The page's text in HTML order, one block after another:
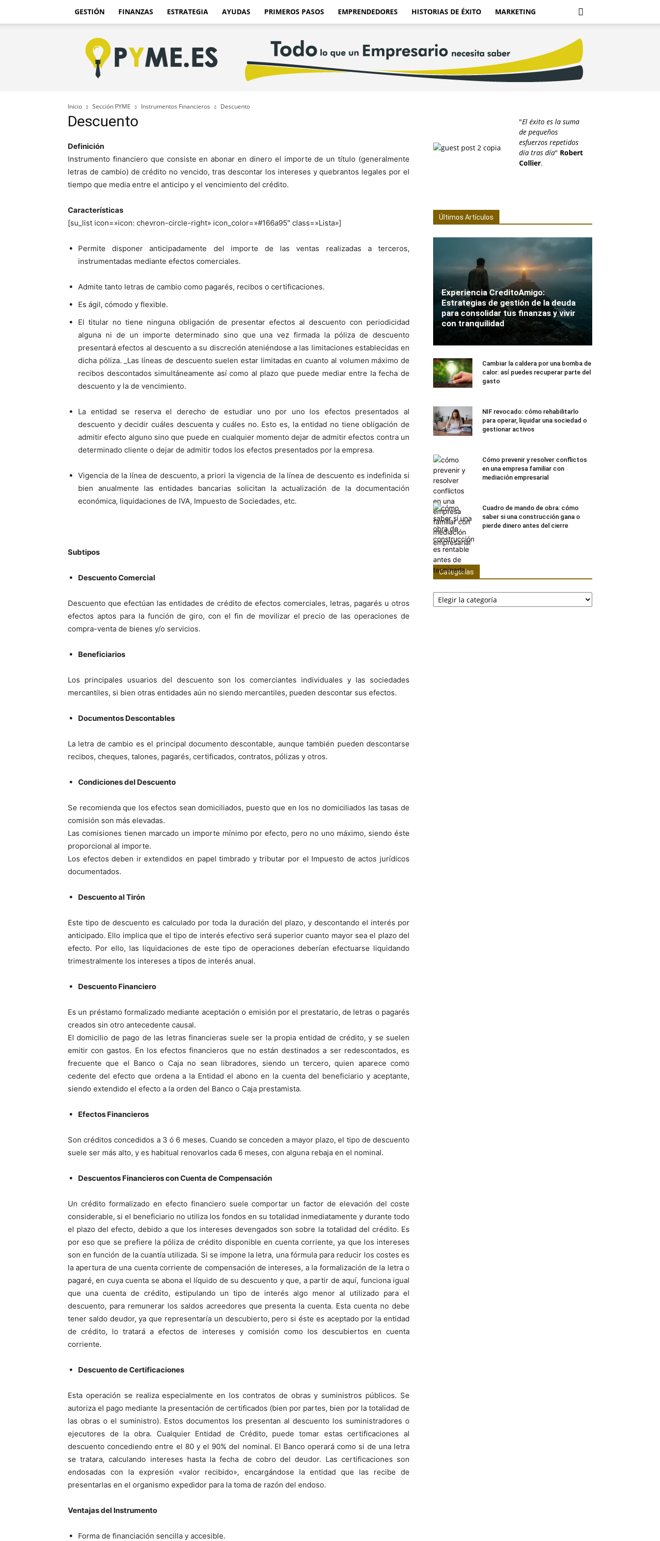
GESTIÓN FINANZAS ESTRATEGIA AYUDAS PRIMEROS PASOS EMPRENDEDORES HISTORIAS DE ÉXITO MARKETING
Pyme.es
–
Portal
PYME
de
Inicio Sección PYME Instrumentos Financieros Descuento
Descuento
Definición
Instrumento financiero que consiste en abonar en dinero el importe de un título (generalmente
letras de cambio) de crédito no vencido, tras descontar los intereses y quebrantos legales por el
tiempo que media entre el anticipo y el vencimiento del crédito.
Características
[su_list icon=»icon: chevron-circle-right» icon_color=»#166a95″ class=»Lista»]
Permite disponer anticipadamente del importe de las ventas realizadas a terceros,
instrumentadas mediante efectos comerciales.
Admite tanto letras de cambio como pagarés, recibos o certificaciones.
Es ágil, cómodo y flexible.
El titular no tiene ninguna obligación de presentar efectos al descuento con periodicidad
alguna ni de un importe determinado sino que una vez firmada la póliza de descuento
presentará efectos al descuento a su discreción ateniéndose a las limitaciones establecidas en
dicha póliza. _Las líneas de descuento suelen estar limitadas en cuanto al volumen máximo de
recibos descontados simultáneamente así como al plazo que puede mediar entre la fecha de
descuento y la de vencimiento.
La entidad se reserva el derecho de estudiar uno por uno los efectos presentados al
descuento y decidir cuáles descuenta y cuáles no. Esto es, la entidad no tiene obligación de
admitir efecto alguno sino que puede en cualquier momento dejar de admitir efectos contra un
determinado cliente o dejar de admitir todos los efectos presentados por la empresa.
Vigencia de la línea de descuento, a priori la vigencia de la línea de descuento es indefinida si
bien anualmente las entidades bancarias solicitan la actualización de la documentación
económica, liquidaciones de IVA, Impuesto de Sociedades, etc.
Subtipos
Descuento Comercial
Descuento que efectúan las entidades de crédito de efectos comerciales, letras, pagarés u otros
efectos aptos para la función de giro, con el fin de movilizar el precio de las operaciones de
compra-venta de bienes y/o servicios.
Beneficiarios
Los principales usuarios del descuento son los comerciantes individuales y las sociedades
mercantiles, si bien otras entidades aún no siendo mercantiles, pueden descontar sus efectos.
Documentos Descontables
La letra de cambio es el principal documento descontable, aunque también pueden descontarse
recibos, cheques, talones, pagarés, certificados, contratos, pólizas y otros.
Condiciones del Descuento
Se recomienda que los efectos sean domiciliados, puesto que en los no domiciliados las tasas de
comisión son más elevadas.
Las comisiones tienen marcado un importe mínimo por efecto, pero no uno máximo, siendo éste
proporcional al importe.
Los efectos deben ir extendidos en papel timbrado y tributar por el Impuesto de actos jurídicos
documentados.
Descuento al Tirón
Este tipo de descuento es calculado por toda la duración del plazo, y descontando el interés por
anticipado. Ello implica que el tipo de interés efectivo será superior cuanto mayor sea el plazo del
efecto. Por ello, las liquidaciones de este tipo de operaciones deberían efectuarse liquidando
trimestralmente los intereses a tipos de interés anual.
Descuento Financiero
Es un préstamo formalizado mediante aceptación o emisión por el prestatario, de letras o pagarés
creados sin otro antecedente causal.
El domicilio de pago de las letras financieras suele ser la propia entidad de crédito, y se suelen
emitir con gastos. En los efectos financieros que no están destinados a ser redescontados, es
frecuente que el Banco o Caja no sean libradores, siendo un tercero, quien aparece como
cedente del efecto que ordena a la Entidad el abono en la cuenta del beneficiario y aceptante,
siendo extendido el efecto a la orden del Banco o Caja prestamista.
Efectos Financieros
Son créditos concedidos a 3 ó 6 meses. Cuando se conceden a mayor plazo, el tipo de descuento
suele ser más alto, y es habitual renovarlos cada 6 meses, con alguna rebaja en el nominal.
Descuentos Financieros con Cuenta de Compensación
Un crédito formalizado en efecto financiero suele comportar un factor de elevación del coste
considerable, si el beneficiario no utiliza los fondos en su totalidad inmediatamente y durante todo
el plazo del efecto, debido a que los intereses devengados son sobre la totalidad del crédito. Es
por eso que se prefiere la póliza de crédito disponible en cuenta corriente, ya que los intereses
son en función de la cuantía utilizada. Si se impone la letra, una fórmula para reducir los costes es
la apertura de una cuenta corriente de compensación de intereses, a la formalización de la letra o
pagaré, en cuya cuenta se abona el líquido de su descuento y que, a partir de aquí, funciona igual
que una cuenta de crédito, estipulando un tipo de interés algo menor al utilizado para el
descuento, para remunerar los saldos acreedores que presenta la cuenta. Esta cuenta no debe
tener saldo deudor, ya que representaría un descubierto, pero si éste es aceptado por la entidad
de crédito, lo tratará a efectos de intereses y comisión como los descubiertos en cuenta
corriente.
Descuento de Certificaciones
Esta operación se realiza especialmente en los contratos de obras y suministros públicos. Se
autoriza el pago mediante la presentación de certificados (bien por partes, bien por la totalidad de
las obras o el suministro). Estos documentos los presentan al descuento los suministradores o
ejecutores de la obra. Cualquier Entidad de Crédito, puede tomar estas certificaciones al
descuento concediendo entre el 80 y el 90% del nominal. El Banco operará como si de una letra
se tratara, calculando intereses hasta la fecha de cobro del deudor. Las certificaciones son
endosadas con la expresión «valor recibido», encargándose la entidad que las recibe de
presentarlas en el organismo expedidor para la toma de razón del endoso.
Ventajas del Instrumento
Forma de financiación sencilla y accesible.
"El éxito es la suma
de pequeños
esfuerzos repetidos
día tras día" Robert
Collier.
Últimos Artículos
Experiencia CreditoAmigo:
Estrategias de gestión de la deuda
para consolidar tus finanzas y vivir
con tranquilidad
Cambiar la caldera por una bomba de
calor: así puedes recuperar parte del
gasto
NIF revocado: cómo rehabilitarlo
para operar, liquidar una sociedad o
gestionar activos
Cómo prevenir y resolver conflictos
en una empresa familiar con
mediación empresarial
Cuadro de mando de obra: cómo
saber si una construcción gana o
pierde dinero antes del cierre
Categorías
Categorías